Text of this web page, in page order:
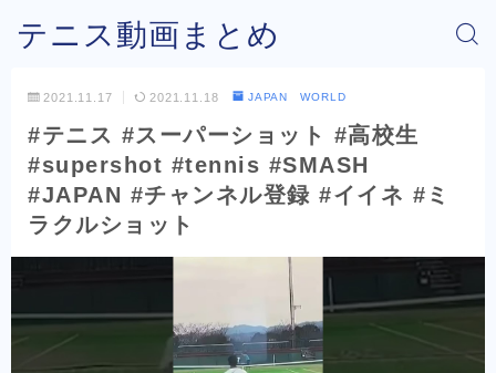
テニス動画まとめ
2021.11.17 2021.11.18 JAPAN WORLD
#テニス #スーパーショット #高校生
#supershot #tennis #SMASH
#JAPAN #チャンネル登録 #イイネ #ミ
ラクルショット